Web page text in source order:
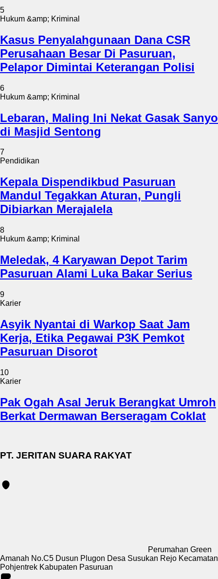
5
Hukum &amp; Kriminal
Kasus Penyalahgunaan Dana CSR
Perusahaan Besar Di Pasuruan,
Pelapor Dimintai Keterangan Polisi
6
Hukum &amp; Kriminal
Lebaran, Maling Ini Nekat Gasak Sanyo
di Masjid Sentong
7
Pendidikan
Kepala Dispendikbud Pasuruan
Mandul Tegakkan Aturan, Pungli
Dibiarkan Merajalela
8
Hukum &amp; Kriminal
Meledak, 4 Karyawan Depot Tarim
Pasuruan Alami Luka Bakar Serius
9
Karier
Asyik Nyantai di Warkop Saat Jam
Kerja, Etika Pegawai P3K Pemkot
Pasuruan Disorot
10
Karier
Pak Ogah Asal Jeruk Berangkat Umroh
Berkat Dermawan Berseragam Coklat
PT. JERITAN SUARA RAKYAT
Perumahan Green
Amanah No.C5 Dusun Plugon Desa Susukan Rejo Kecamatan
Pohjentrek Kabupaten Pasuruan